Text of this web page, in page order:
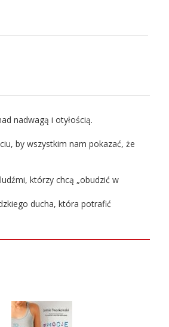
nadwagą i otyłością.
by wszystkim nam pokazać, że
którzy chcą „obudzić w
ducha, która potrafić